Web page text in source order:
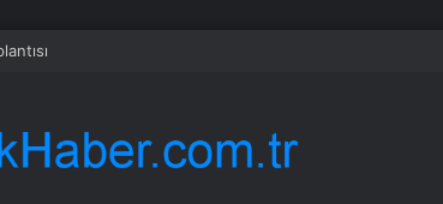
ATV Altı Üstü İstanbul son bölüm tek parça izle!